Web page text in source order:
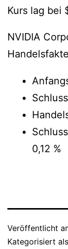
Kurs lag bei
NVIDIA
0,12 %
Veröffentlicht
Kategorisiert als